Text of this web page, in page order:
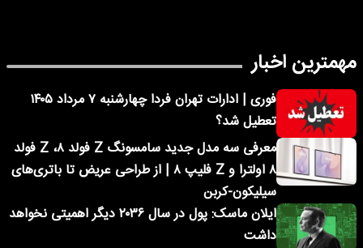
مهمترین اخبار
فوری | ادارات تهران فردا چهارشنبه ۷ مرداد ۱۴۰۵
تعطیل شد؟
معرفی سه مدل جدید سامسونگ Z فولد ۸، Z فولد
۸ اولترا و Z فلیپ ۸ | از طراحی عریض تا باتری‌های
سیلیکون-کربن
ایلان ماسک: پول در سال ۲۰۳۶ دیگر اهمیتی نخواهد
داشت